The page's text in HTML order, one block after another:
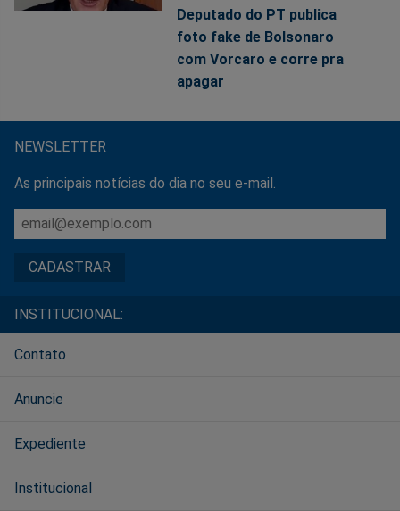
Deputado do PT publica
foto fake de Bolsonaro
com Vorcaro e corre pra
apagar
NEWSLETTER
As principais notícias do dia no seu e-mail.
INSTITUCIONAL:
Contato
Anuncie
Expediente
Institucional